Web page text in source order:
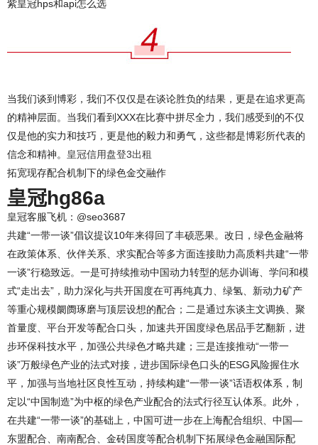
紫皇冠hps和api怎么选
当我们谈到博彩，我们不仅仅是在谈论胜负的结果，更是在追求更高
的精神层面。当我们看到XXX在比赛中拼尽全力，我们感受到的不仅
仅是他的实力和技巧，更是他的毅力和勇气，这些都是博彩所代表的
信念和精神。 皇冠信用盘登3出租
拓宽现存配合机制下的绿色金交融作
皇冠hg86a
皇冠客服飞机：@seo3687
共建“一带一谈”倡议提议10年来得回了丰硕恶果。改日，绿色金融将
在政策体系、伙伴关系、求实配合等多方面连接助力高质料共建“一带
一谈”行稳致远。一是可持续推动中国动力转型的惩办训诲、学问和模
式“走出去”，助力深化与共开国度在可再纯真力、绿氢、新动力矿产
等重心规模阛阓琢磨与顶层设想的配合；二是通过东谈主文调换、聚
首量度、平台开发等配合口头，加速共开国度绿色居品手艺翻新，进
步环保科技水平，加强公共绿色才略共建；三是连接推动“一带一
谈”万般绿色产业的法式对接，进步国际绿色口头的ESG风险握住水
平，加强与当地社区良性互动，持续构建“一带一谈”话语权体系，制
定以“中国制造”为中枢的绿色产业配合的法式行径互认体系。此外，
在共建“一带一谈”的基础上，中国可进一步在上海配合组织、中国—
东盟配合、南南配合、金砖国度等配合机制下拓展绿色金融国际配